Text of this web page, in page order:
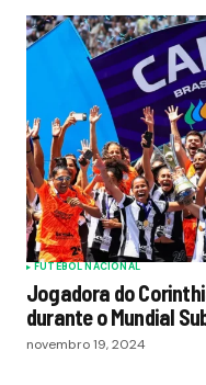
FUTEBOL NACIONAL
Jogadora do
durante o Mundial
novembro 19, 2024